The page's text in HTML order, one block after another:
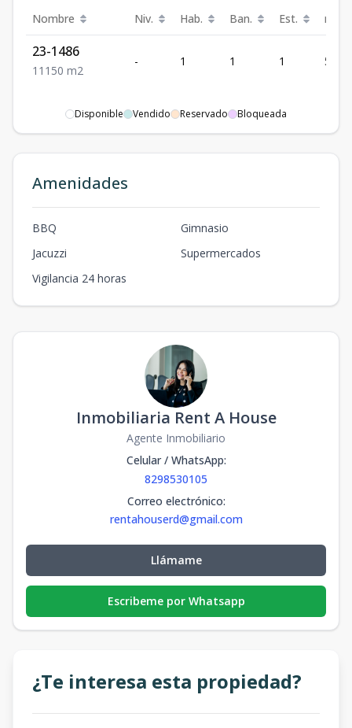
Nombre Niv. Hab. Ban. Est. m²
23-1486
1 1 1 50 m2
- 1 1 1 50
Disponible Vendido Reservado Bloqueada
Amenidades
BBQ
Gimnasio
Jacuzzi
Supermercados
Vigilancia 24 horas
Inmobiliaria Rent A House
Agente Inmobiliario
Celular / WhatsApp:
8298530105
Correo electrónico:
rentahouserd@gmail.com
Llámame
Escribeme por Whatsapp
¿Te interesa esta propiedad?